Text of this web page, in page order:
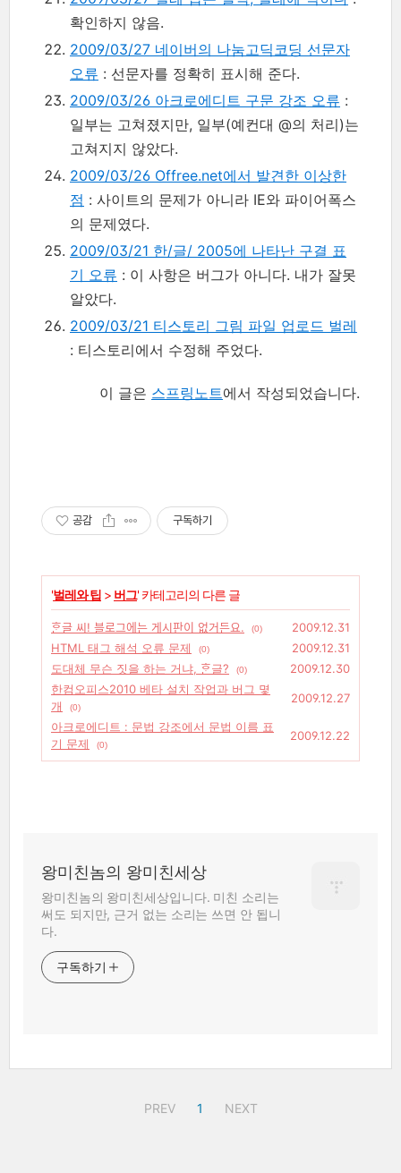
확인하지 않음.
2009/03/27 네이버의 나눔고딕코딩 선문자
오류 : 선문자를 정확히 표시해 준다.
2009/03/26 아크로에디트 구문 강조 오류 :
일부는 고쳐졌지만, 일부(예컨대 @의 처리)는
고쳐지지 않았다.
2009/03/26 Offree.net에서 발견한 이상한
점 : 사이트의 문제가 아니라 IE와 파이어폭스
의 문제였다.
2009/03/21 한/글/ 2005에 나타난 구결 표
기 오류 : 이 사항은 버그가 아니다. 내가 잘못
알았다.
2009/03/21 티스토리 그림 파일 업로드 벌레
: 티스토리에서 수정해 주었다.
이 글은 스프링노트에서 작성되었습니다.
공감 구독하기
'벌레와 팁 > 버그' 카테고리의 다른 글
ᄒᆞᆫ글 씨! 블로그에는 게시판이 없거든요. (0)
2009.12.31
HTML 태그 해석 오류 문제
(0)
2009.12.31
도대체 무슨 짓을 하는 거냐, ᄒᆞᆫ글?
(0)
2009.12.30
한컴오피스2010 베타 설치 작업과 버그 몇
개
(0)
2009.12.27
아크로에디트 : 문법 강조에서 문법 이름 표
기 문제
(0)
2009.12.22
왕미친놈의 왕미친세상
왕미친놈의 왕미친세상입니다. 미친 소리는
써도 되지만, 근거 없는 소리는 쓰면 안 됩니
다.
구독하기
PREV 1 NEXT